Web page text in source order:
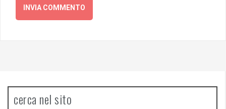
cerca nel sito